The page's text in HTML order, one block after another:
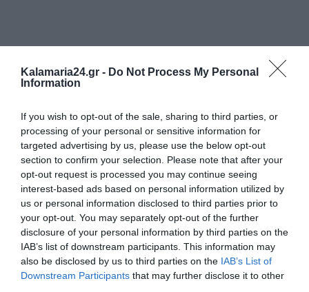
Kalamaria24.gr - Do Not Process My Personal
Information
If you wish to opt-out of the sale, sharing to third parties, or
processing of your personal or sensitive information for
targeted advertising by us, please use the below opt-out
section to confirm your selection. Please note that after your
opt-out request is processed you may continue seeing
interest-based ads based on personal information utilized by
us or personal information disclosed to third parties prior to
your opt-out. You may separately opt-out of the further
disclosure of your personal information by third parties on the
IAB’s list of downstream participants. This information may
also be disclosed by us to third parties on the IAB’s List of
Downstream Participants that may further disclose it to other